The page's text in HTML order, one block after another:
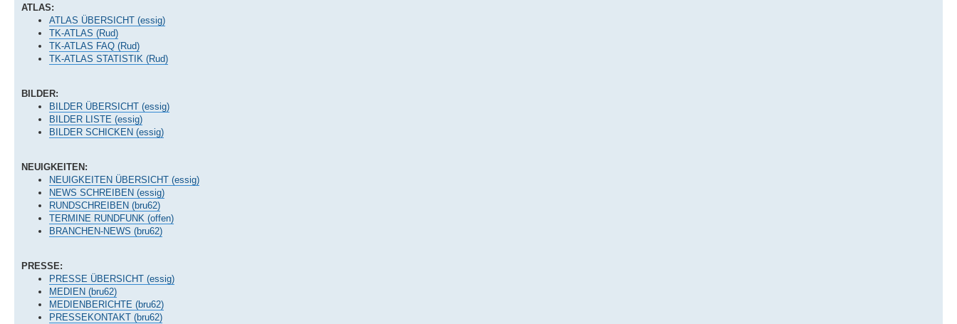
ATLAS:
ATLAS ÜBERSICHT (essig)
TK-ATLAS (Rud)
TK-ATLAS FAQ (Rud)
TK-ATLAS STATISTIK (Rud)
BILDER:
BILDER ÜBERSICHT (essig)
BILDER LISTE (essig)
BILDER SCHICKEN (essig)
NEUIGKEITEN:
NEUIGKEITEN ÜBERSICHT (essig)
NEWS SCHREIBEN (essig)
RUNDSCHREIBEN (bru62)
TERMINE RUNDFUNK (offen)
BRANCHEN-NEWS (bru62)
PRESSE:
PRESSE ÜBERSICHT (essig)
MEDIEN (bru62)
MEDIENBERICHTE (bru62)
PRESSEKONTAKT (bru62)